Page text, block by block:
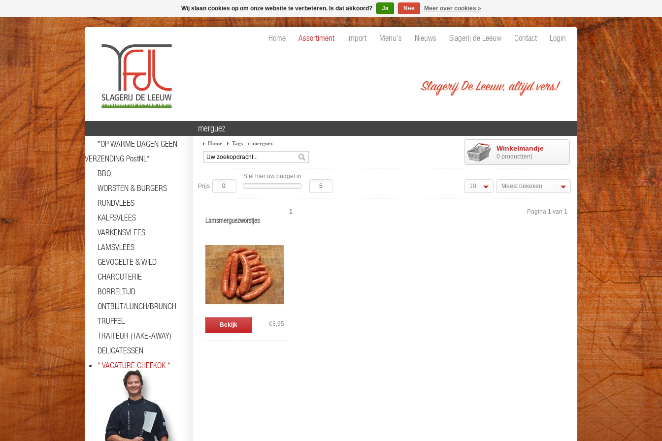
Home Assortiment Import Menu's Nieuws Slagerij de Leeuw Contact Login
*OP WARME DAGEN GEEN
VERZENDING PostNL*
BBQ
WORSTEN & BURGERS
RUNDVLEES
KALFSVLEES
VARKENSVLEES
LAMSVLEES
GEVOGELTE & WILD
CHARCUTERIE
BORRELTIJD
ONTBIJT/LUNCH/BRUNCH
TRUFFEL
TRAITEUR (TAKE-AWAY)
DELICATESSEN
* VACATURE CHEFKOK *
merguez
Home Tags merguez
Winkelmandje
0 product(en)
Stel hier uw budget in
Prijs
10 Meest bekeken
Lamsmerguezworstjes
Bekijk €3,95
1 Pagina 1 van 1
Wij slaan cookies op om onze website te verbeteren. Is dat akkoord? Ja Nee Meer over cookies »